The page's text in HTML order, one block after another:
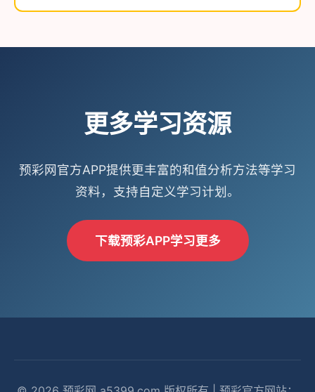
更多学习资源
预彩网官方APP提供更丰富的和值分析方法等学习
资料，支持自定义学习计划。
下载预彩APP学习更多